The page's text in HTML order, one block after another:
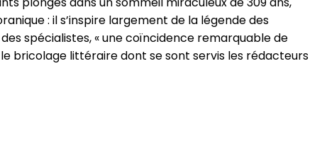
: il s’inspire largement de la légende des
spécialistes, « une coïncidence remarquable de
bricolage littéraire dont se sont servis les rédacteurs